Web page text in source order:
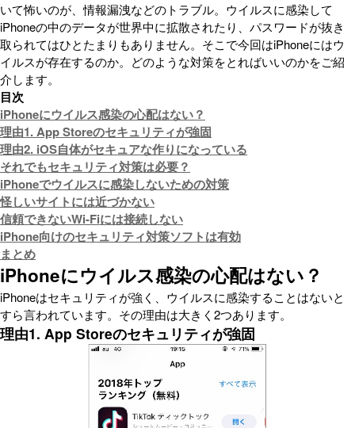
いて怖いのが、情報漏洩などのトラブル。ウイルスに感染して
iPhoneの中のデータが世界中に拡散されたり、パスワードが抜き
取られてはひとたまりもありません。そこで今回はiPhoneにはウ
イルスが存在するのか。どのような対策をとればいいのかをご紹
介します。
目次
iPhoneにウイルス感染の心配はない？
理由1. App Storeのセキュリティが強固
理由2. iOS自体がセキュアな作りになっている
それでもセキュリティ対策は必要？
iPhoneでウイルスに感染しないための対策
怪しいサイトには近づかない
信頼できないWi-Fiには接続しない
iPhone向けのセキュリティ対策ソフトは有効
まとめ
iPhoneにウイルス感染の心配はない？
iPhoneはセキュリティが強く、ウイルスに感染することはないと
すら言われています。その理由は大きく2つあります。
理由1. App Storeのセキュリティが強固